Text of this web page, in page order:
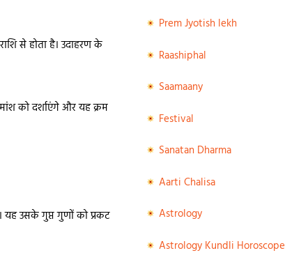
से होता है। उदाहरण के
को दर्शाएंगे और यह क्रम
यह उसके गुप्त गुणों को प्रकट
Prem Jyotish lekh
Raashiphal
Saamaany
Festival
Sanatan Dharma
Aarti Chalisa
Astrology
Astrology Kundli Horoscope